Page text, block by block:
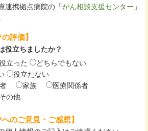
連携拠点病院の「がん相談支援センター 」
評価】
役立ちましたか？
立った
どちらでもない
役立たない
者 家族
医療関係者
その他
へのご意見・ご感想】